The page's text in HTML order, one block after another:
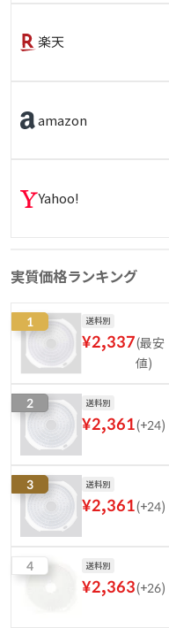
楽天
amazon
Yahoo!
実質価格ランキング
1 送料別
¥2,337(最安
値)
2 送料別
¥2,361(+24)
3 送料別
¥2,361(+24)
4 送料別
¥2,363(+26)